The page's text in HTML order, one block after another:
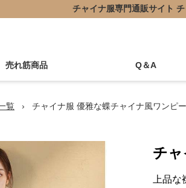
チャイナ服専門通販サイト
売れ筋商品 Q＆A
覧 › チャイナ服 優雅な蝶チャイナ風ワンピ
チ
上品